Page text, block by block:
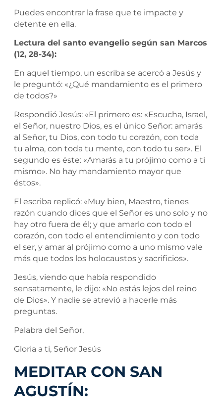
Puedes encontrar la frase que te impacte y
detente en ella.
Lectura del santo evangelio según san Marcos
(12, 28-34):
En aquel tiempo, un escriba se acercó a Jesús y
le preguntó: «¿Qué mandamiento es el primero
de todos?»
Respondió Jesús: «El primero es: «Escucha, Israel,
el Señor, nuestro Dios, es el único Señor: amarás
al Señor, tu Dios, con todo tu corazón, con toda
tu alma, con toda tu mente, con todo tu ser». El
segundo es éste: «Amarás a tu prójimo como a ti
mismo». No hay mandamiento mayor que
éstos».
El escriba replicó: «Muy bien, Maestro, tienes
razón cuando dices que el Señor es uno solo y no
hay otro fuera de él; y que amarlo con todo el
corazón, con todo el entendimiento y con todo
el ser, y amar al prójimo como a uno mismo vale
más que todos los holocaustos y sacrificios».
Jesús, viendo que había respondido
sensatamente, le dijo: «No estás lejos del reino
de Dios». Y nadie se atrevió a hacerle más
preguntas.
Palabra del Señor,
Gloria a ti, Señor Jesús
MEDITAR CON SAN
AGUSTÍN: